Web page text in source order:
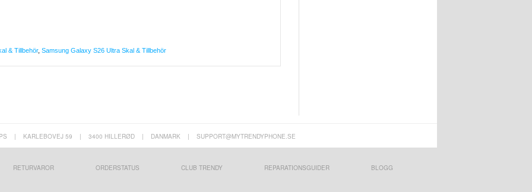
& Tillbehör, Samsung Galaxy S26 Ultra Skal & Tillbehör
| KARLEBOVEJ 59 | 3400 HILLERØD | DANMARK | SUPPORT@MYTRENDYPHONE.SE
RETURVAROR ORDERSTATUS CLUB TRENDY REPARATIONSGUIDER BLOGG